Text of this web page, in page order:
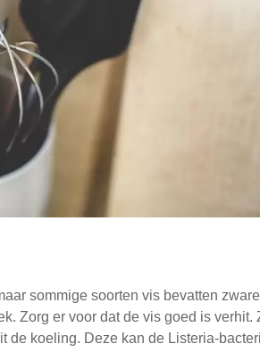
sommige soorten vis bevatten
Zorg er voor dat de vis goed is verhit.
koeling. Deze kan de Listeria-